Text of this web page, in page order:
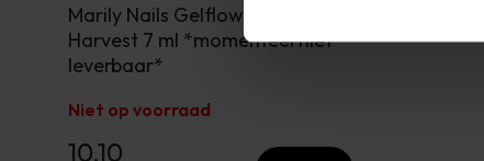
Marily Nails Gelflow #115 Hot
Harvest 7 ml *momenteel niet
leverbaar*
Niet op voorraad
10,10